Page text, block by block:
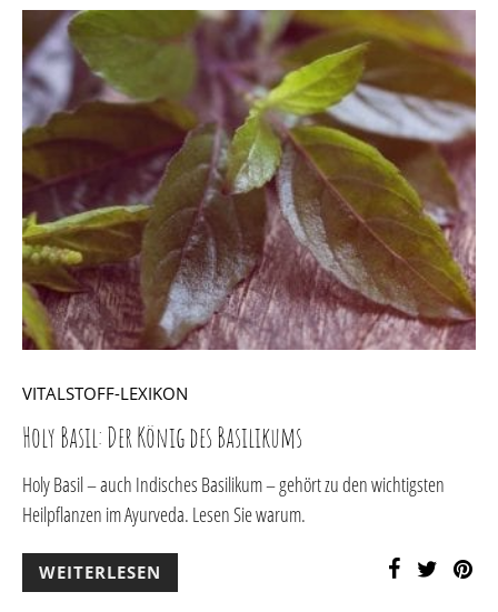
VITALSTOFF-LEXIKON
Holy Basil: Der König des Basilikums
Holy Basil – auch Indisches Basilikum – gehört zu den wichtigsten
Heilpflanzen im Ayurveda. Lesen Sie warum.
WEITERLESEN